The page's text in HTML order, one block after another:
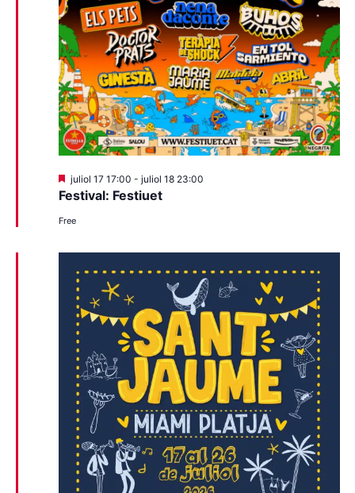
Festival: Festiuet
Destacats
juliol 17 17:00 - juliol 18 23:00
Free